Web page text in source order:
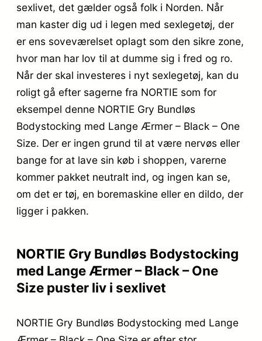
sexlivet, det gælder også folk i Norden. Når
man kaster dig ud i legen med sexlegetøj, der
er ens soveværelset oplagt som den sikre zone,
hvor man har lov til at dumme sig i fred og ro.
Når der skal investeres i nyt sexlegetøj, kan du
roligt gå efter sagerne fra NORTIE som for
eksempel denne NORTIE Gry Bundløs
Bodystocking med Lange Ærmer – Black – One
Size. Der er ingen grund til at være nervøs eller
bange for at lave sin køb i shoppen, varerne
kommer pakket neutralt ind, og ingen kan se,
om det er tøj, en boremaskine eller en dildo, der
ligger i pakken.
NORTIE Gry Bundløs Bodystocking
med Lange Ærmer – Black – One
Size puster liv i sexlivet
NORTIE Gry Bundløs Bodystocking med Lange